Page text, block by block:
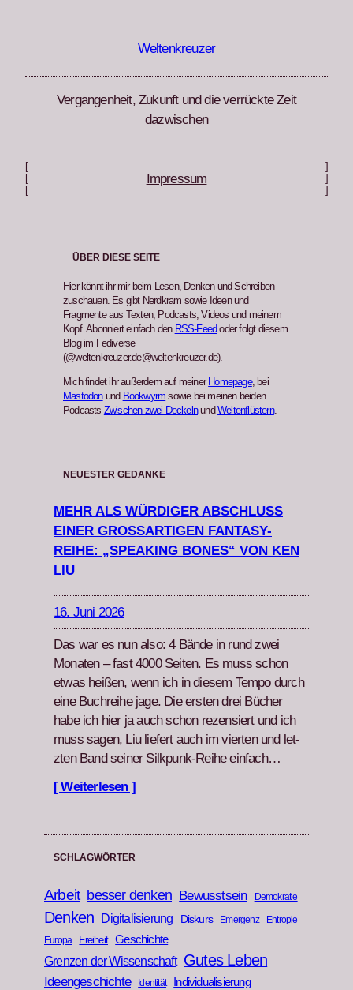
Weltenkreuzer
Vergangenheit, Zukunft und die verrückte Zeit
dazwischen
Impressum
ÜBER DIESE SEITE
Hier könnt ihr mir beim Lesen, Denken und Schreiben
zuschauen. Es gibt Nerdkram sowie Ideen und
Fragmente aus Texten, Podcasts, Videos und meinem
Kopf. Abonniert einfach den RSS-Feed oder folgt diesem
Blog im Fediverse
(@weltenkreuzer.de@weltenkreuzer.de).
Mich findet ihr außerdem auf meiner Homepage, bei
Mastodonund Bookwyrm sowie bei meinen beiden
Podcasts Zwischen zwei DeckelnundWeltenflüstern.
NEUESTER GEDANKE
MEHR ALS WÜRDIGER ABSCHLUSS
EINER GROSSARTIGEN FANTASY-R
EIHE: „SPEAKING BONES“ VON KEN L
IU
16. Juni 2026
Das war es nun also: 4 Bände in rund zwei
Monat­en – fast 4000 Seit­en. Es muss schon
etwas heißen, wenn ich in diesem Tem­po durch
eine Buchrei­he jage. Die ersten drei Büch­er
habe ich hier ja auch schon rezen­siert und ich
muss sagen, Liu liefert auch im vierten und let­
zten Band sein­er Silkpunk-Rei­he ein­fach…
[ Weiterlesen ]
SCHLAGWÖRTER
Arbeit besser denken Bewusstsein Demokratie
Denken Digitalisierung Diskurs Emergenz
Entropie
Europa
Freiheit Geschichte
Grenzen der Wissenschaft Gutes Leben
Ideengeschichte Identität Individualisierung